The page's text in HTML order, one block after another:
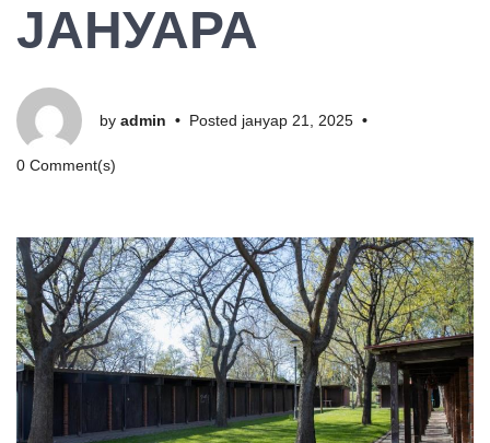
ЈАНУАРА
by admin • Posted јануар 21, 2025 •
0 Comment(s)